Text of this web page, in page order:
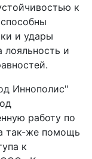
к
и удары
лояльность и
Иннополис"
работу по
так-же помощь
к